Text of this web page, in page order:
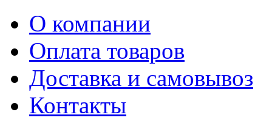
О компании
Оплата товаров
Доставка и самовывоз
Контакты